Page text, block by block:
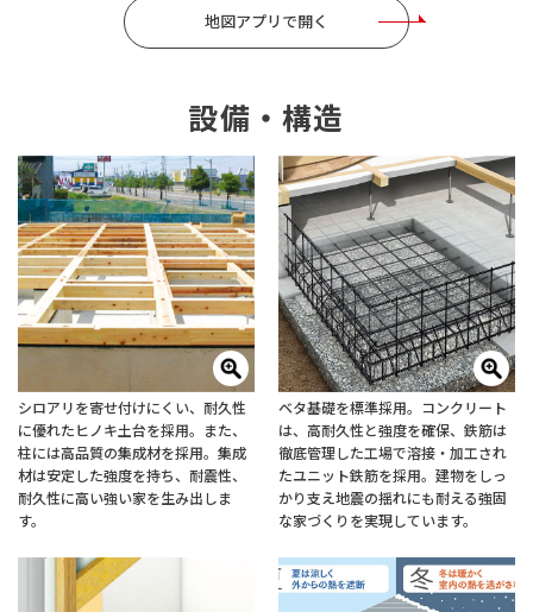
地図アプリで開く
設備・構造
シロアリを寄せ付けにくい、耐久性
に優れたヒノキ土台を採用。また、
柱には高品質の集成材を採用。集成
材は安定した強度を持ち、耐震性、
耐久性に高い強い家を生み出しま
す。
ベタ基礎を標準採用。コンクリート
は、高耐久性と強度を確保、鉄筋は
徹底管理した工場で溶接・加工され
たユニット鉄筋を採用。建物をしっ
かり支え地震の揺れにも耐える強固
な家づくりを実現しています。